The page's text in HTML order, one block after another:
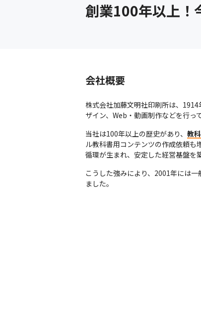
創業100年以上！
会社概要
株式会社加藤文明社印刷所は、
ザイン、Web・動画制作などを行っ
当社は100年以上の歴史があり、 教
ル教科書用コンテンツの作成依頼も
循環が生まれ、安定した経営基盤を
こうした強みにより、2001年には
ました。